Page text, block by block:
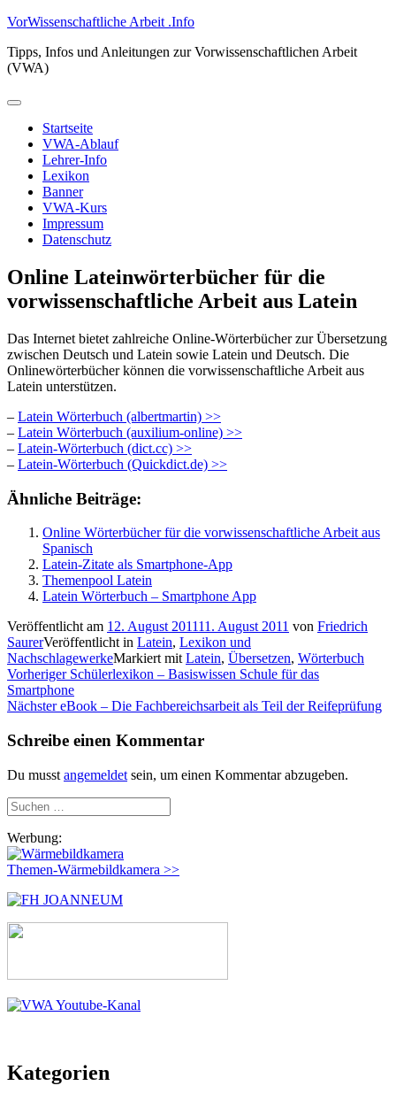
Zum
springen
VorWissenschaftliche Arbeit .Info
Tipps, Infos und Anleitungen zur Vorwissenschaftlichen Arbeit
(VWA)
Primäres
Startseite
VWA-Ablauf
Lehrer-Info
Lexikon
Banner
VWA-Kurs
Impressum
Datenschutz
Online Lateinwörterbücher für die
vorwissenschaftliche Arbeit aus Latein
Das Internet bietet zahlreiche Online-Wörterbücher zur Übersetzung
zwischen Deutsch und Latein sowie Latein und Deutsch. Die
Onlinewörterbücher können die vorwissenschaftliche Arbeit aus
Latein unterstützen.
– Latein Wörterbuch (albertmartin) >>
– Latein Wörterbuch (auxilium-online) >>
– Latein-Wörterbuch (dict.cc) >>
– Latein-Wörterbuch (Quickdict.de) >>
Ähnliche Beiträge:
Online Wörterbücher für die vorwissenschaftliche Arbeit aus
Spanisch
Latein-Zitate als Smartphone-App
Themenpool Latein
Latein Wörterbuch – Smartphone App
Veröffentlicht am 12. August 201111. August 2011 von Friedrich
SaurerVeröffentlicht in Latein, Lexikon und
NachschlagewerkeMarkiert mit Latein, Übersetzen, Wörterbuch
Beitragsnavigation
Vorheriger Vorheriger
Beitrag:
Schülerlexikon – Basiswissen Schule für das
Smartphone
Nächster Nächster
eBook – Die Fachbereichsarbeit als Teil der Reifeprüfung
Schreibe einen Kommentar
Du musst angemeldet sein, um einen Kommentar abzugeben.
Suchen
nach:
Werbung:
Themen-Wärmebildkamera >>
Kategorien